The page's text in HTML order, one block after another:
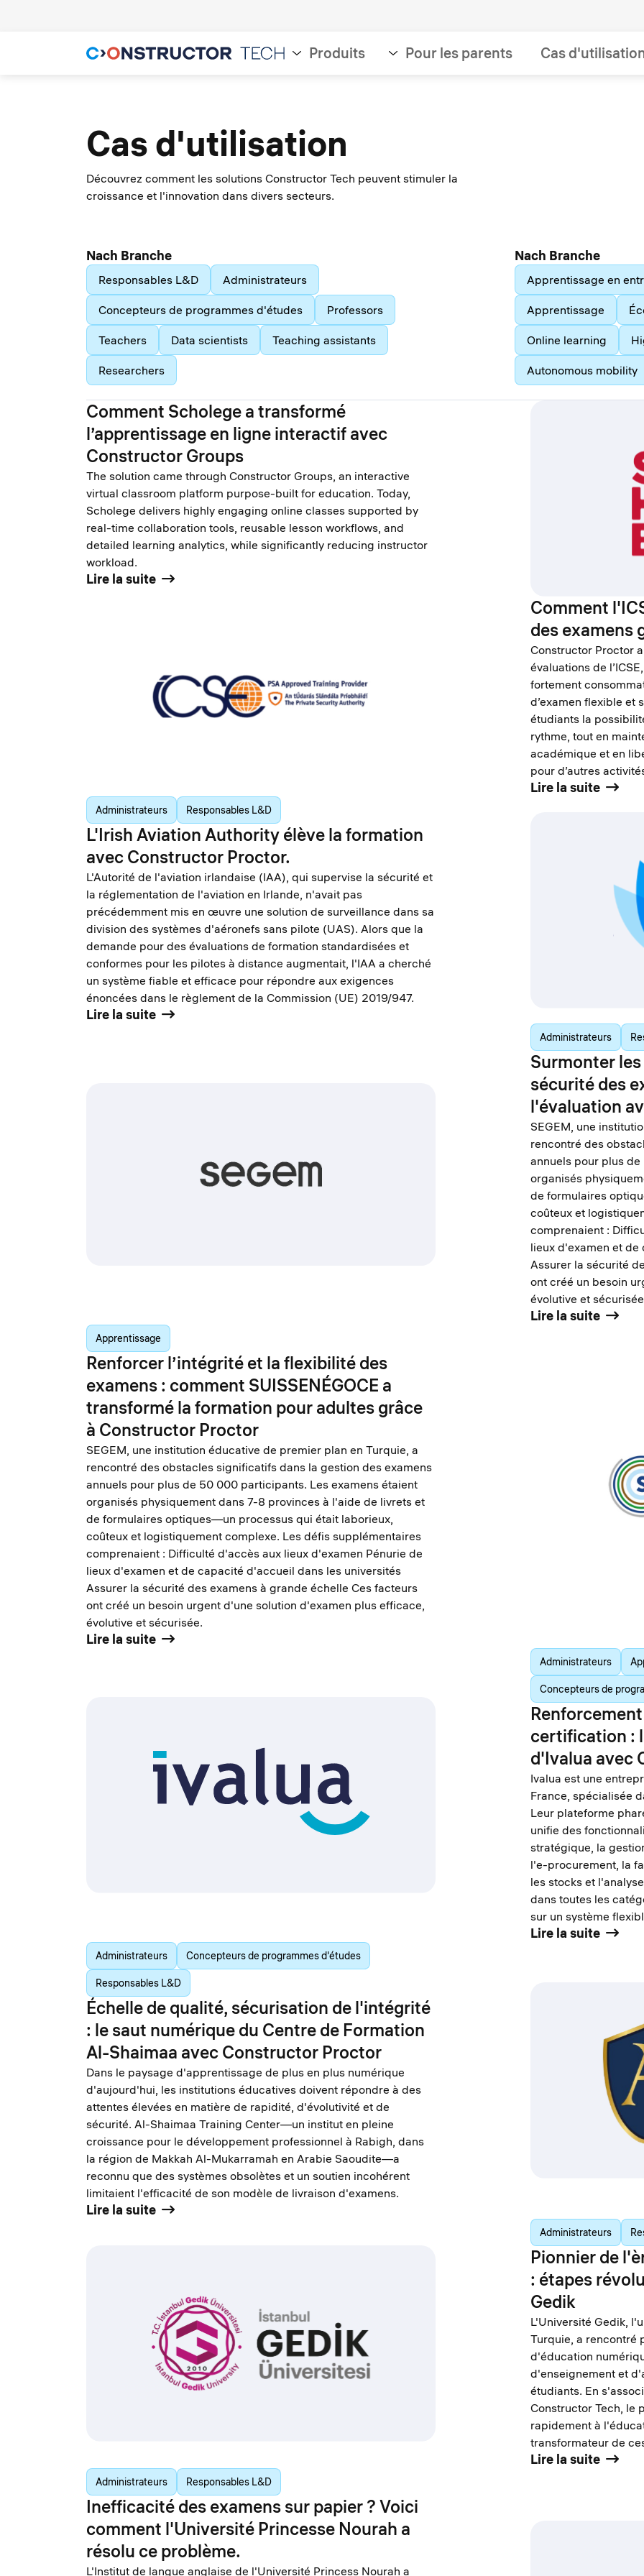
Produits Pour les parents Cas
Cas d'utilisation
Découvrez comment les solutions Constructor Tech peuvent stimuler la
croissance et l'innovation dans divers secteurs.
Nach Branche
Responsables L&D Administrateurs
Concepteurs de programmes d'études Professors
Teachers Data scientists Teaching assistants
Researchers
Nach Branche
Apprentissage en
Apprentissage
Online learning
Autonomous mobility
Comment Scholege a transformé
l’apprentissage en ligne interactif avec
Constructor Groups
The solution came through Constructor Groups, an interactive
virtual classroom platform purpose-built for education. Today,
Scholege delivers highly engaging online classes supported by
real-time collaboration tools, reusable lesson workflows, and
detailed learning analytics, while significantly reducing instructor
workload.
Lire la suite
Comment
des examens
Constructor Proctor
évaluations de
fortement
d’examen flexible et
étudiants la
rythme, tout en
académique et en
pour d’autres
Lire la suite
Administrateurs Responsables L&D
L'Irish Aviation Authority élève la formation
avec Constructor Proctor.
L'Autorité de l'aviation irlandaise (IAA), qui supervise la sécurité et
la réglementation de l'aviation en Irlande, n'avait pas
précédemment mis en œuvre une solution de surveillance dans sa
division des systèmes d'aéronefs sans pilote (UAS). Alors que la
demande pour des évaluations de formation standardisées et
conformes pour les pilotes à distance augmentait, l'IAA a cherché
un système fiable et efficace pour répondre aux exigences
énoncées dans le règlement de la Commission (UE) 2019/947.
Lire la suite
Administrateurs
Surmonter
sécurité des
l'évaluation
SEGEM, une
rencontré des
annuels pour plus
organisés
de formulaires
coûteux et
comprenaient :
lieux d'examen et
Assurer la sécurité
ont créé un besoin
évolutive et
Lire la suite
Apprentissage
Renforcer l’intégrité et la flexibilité des
examens : comment SUISSENÉGOCE a
transformé la formation pour adultes grâce
à Constructor Proctor
SEGEM, une institution éducative de premier plan en Turquie, a
rencontré des obstacles significatifs dans la gestion des examens
annuels pour plus de 50 000 participants. Les examens étaient
organisés physiquement dans 7-8 provinces à l'aide de livrets et
de formulaires optiques—un processus qui était laborieux,
coûteux et logistiquement complexe. Les défis supplémentaires
comprenaient : Difficulté d'accès aux lieux d'examen Pénurie de
lieux d'examen et de capacité d'accueil dans les universités
Assurer la sécurité des examens à grande échelle Ces facteurs
ont créé un besoin urgent d'une solution d'examen plus efficace,
évolutive et sécurisée.
Lire la suite
Administrateurs
Concepteurs de
certification :
d'Ivalua avec
Ivalua est une
France, spécialisée
Leur plateforme
unifie des
stratégique, la
l'e-procurement, la
les stocks et
dans toutes les
sur un système
Lire la suite
Administrateurs Concepteurs de programmes d'études
Responsables L&D
Échelle de qualité, sécurisation de l'intégrité
: le saut numérique du Centre de Formation
Al-Shaimaa avec Constructor Proctor
Dans le paysage d'apprentissage de plus en plus numérique
d'aujourd'hui, les institutions éducatives doivent répondre à des
attentes élevées en matière de rapidité, d'évolutivité et de
sécurité. Al-Shaimaa Training Center—un institut en pleine
croissance pour le développement professionnel à Rabigh, dans
la région de Makkah Al-Mukarramah en Arabie Saoudite—a
reconnu que des systèmes obsolètes et un soutien incohérent
limitaient l'efficacité de son modèle de livraison d'examens.
Lire la suite
Administrateurs
Pionnier de
: étapes
Gedik
L'Université Gedik,
Turquie, a rencontré
d'éducation
d'enseignement et
étudiants. En
Constructor Tech, le
rapidement à
transformateur de
Lire la suite
Administrateurs Responsables L&D
Inefficacité des examens sur papier ? Voici
comment l'Université Princesse Nourah a
résolu ce problème.
L'Institut de langue anglaise de l'Université Princess Nourah a